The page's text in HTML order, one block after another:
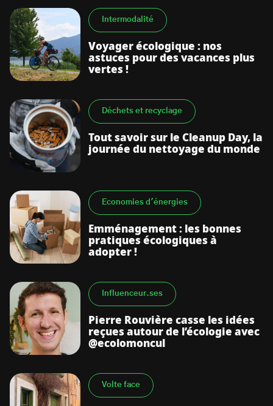
Intermodalité
Voyager écologique : nos
astuces pour des vacances plus
vertes !
Déchets et recyclage
Tout savoir sur le Cleanup Day, la
journée du nettoyage du monde
Economies d'énergies
Emménagement : les bonnes
pratiques écologiques à
adopter !
Influenceur.ses
Pierre Rouvière casse les idées
reçues autour de l’écologie avec
@ecolomoncul
Volte face